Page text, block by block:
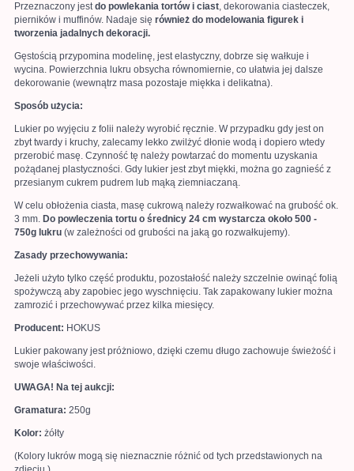
Przeznaczony jestdo powlekania tortów i ciast, dekorowania ciasteczek,
pierników i muffinów. Nadaje się również do modelowania figurek i
tworzenia jadalnych dekoracji.
Gęstością przypomina modelinę, jest elastyczny, dobrze się wałkuje i
wycina. Powierzchnia lukru obsycha równomiernie, co ułatwia jej dalsze
dekorowanie (wewnątrz masa pozostaje miękka i delikatna).
Sposób użycia:
Lukier po wyjęciu z folii należy wyrobić ręcznie. W przypadku gdy jest on
zbyt twardy i kruchy, zalecamy lekko zwilżyć dłonie wodą i dopiero wtedy
przerobić masę. Czynność tę należy powtarzać do momentu uzyskania
pożądanej plastyczności. Gdy lukier jest zbyt miękki, można go zagnieść z
przesianym cukrem pudrem lub mąką ziemniaczaną.
W celu obłożenia ciasta, masę cukrową należy rozwałkować na grubość ok.
3 mm. Do powleczenia tortu o średnicy 24 cm wystarcza około 500 -
750g lukru (w zależności od grubości na jaką go rozwałkujemy).
Zasady przechowywania:
Jeżeli użyto tylko część produktu, pozostałość należy szczelnie owinąć folią
spożywczą aby zapobiec jego wyschnięciu. Tak zapakowany lukier można
zamrozić i przechowywać przez kilka miesięcy.
Producent: HOKUS
Lukier pakowany jest próżniowo, dzięki czemu długo zachowuje świeżość i
swoje właściwości.
UWAGA! Na tej aukcji:
Gramatura: 250g
Kolor: żółty
(Kolory lukrów mogą się nieznacznie różnić od tych przedstawionych na